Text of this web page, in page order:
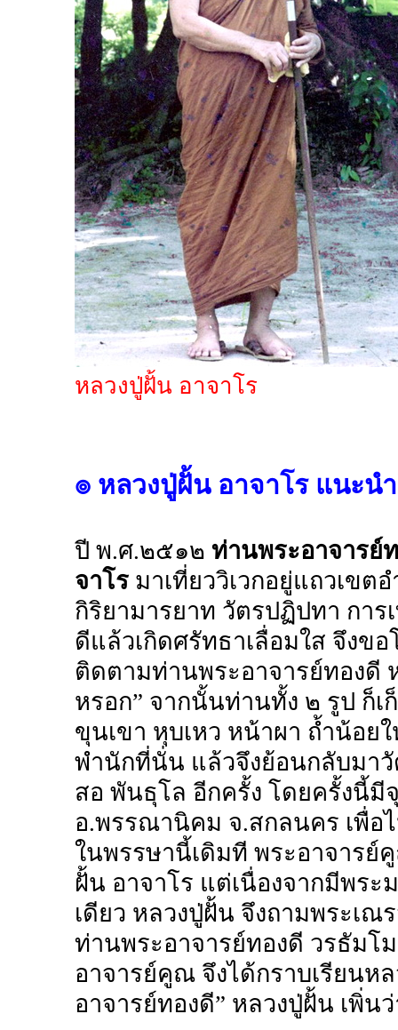
หลวงปู่ฝั้น อาจาโร
๏ หลวงปู่ฝั้น อาจาโร แนะน
ปี พ.ศ.๒๕๑๒ ท่านพระอาจารย์
จาโรมาเที่ยววิเวกอยู่แถวเขต
กิริยามารยาท วัตรปฏิปทา กา
ดีแล้วเกิดศรัทธาเลื่อมใส จึงขอ
ติดตามท่านพระอาจารย์ทองดี
หรอก” จากนั้นท่านทั้ง ๒ รูป ก็เ
ขุนเขา หุบเหว หน้าผา ถ้ำน้อย
พำนักที่นั่น แล้วจึงย้อนกลับมา
สอ พันธุโล อีกครั้ง โดยครั้งนี้
อ.พรรณานิคม จ.สกลนคร เพื่อ
ในพรรษานี้เดิมที พระอาจาร
ฝั้น อาจาโร แต่เนื่องจากมีพร
เดียว หลวงปู่ฝั้น จึงถามพระเ
ท่านพระอาจารย์ทองดี วรธัมโ
อาจารย์คูณ จึงได้กราบเรียนห
อาจารย์ทองดี” หลวงปู่ฝั้น เพิ่น